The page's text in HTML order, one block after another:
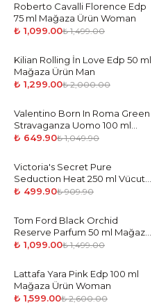
-27%
Roberto Cavalli Florence Edp
75 ml Mağaza Ürün Woman
₺ 1,099.00₺ 1,499.00
-35 %
Kilian Rolling İn Love Edp 50 ml
Mağaza Ürün Man
₺ 1,299.00₺ 2,000.00
-38%
Valentino Born In Roma Green
Stravaganza Uomo 100 ml
Tester Parfüm Erkek
₺ 649.90₺ 1,049.90
-45%
Victoria's Secret Pure
Seduction Heat 250 ml Vücut
Spreyi
₺ 499.90₺ 909.90
-27%
Tom Ford Black Orchid
Reserve Parfum 50 ml Mağaza
Ürün Unisex
₺ 1,099.00₺ 1,499.00
-39%
Lattafa Yara Pink Edp 100 ml
Mağaza Ürün Woman
₺ 1,599.00₺ 2,600.00